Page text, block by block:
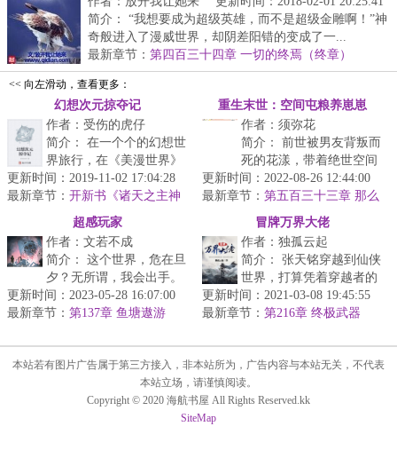
简介： “我想要成为超级英雄，而不是超级金雕啊！”神
奇般进入了漫威世界，却阴差阳错的变成了一...
最新章节： 第四百三十四章 一切的终焉（终章）
<< 向左滑动，查看更多：
幻想次元掠夺记
作者：受伤的虎仔
简介： 在一个个的幻想世
界旅行，在《美漫世界》
里对抗外星人，在《龙
珠》的世界里与赛亚人并
肩作...
更新时间：2019-11-02 17:04:28
最新章节： 开新书《诸天之主神
重生末世：空间屯粮养崽崽
作者：须弥花
简介： 前世被男友背叛而
死的花漾，带着绝世空间
重生回了末世来临前，屯
粮养娃，手撕渣男绿茶。
<...
更新时间：2022-08-26 12:44:00
最新章节： 第五百三十三章 那么
久了，该嫁我了吧（大结局）
超感玩家
作者：文若不成
简介： 这个世界，危在旦
夕？无所谓，我会出手。
更新时间：2023-05-28 16:07:00
最新章节： 第137章 鱼塘遨游
冒牌万界大佬
作者：独孤云起
简介： 张天铭穿越到仙侠
世界，打算凭着穿越者的
金手指纵横天下。
更新时间：2021-03-08 19:45:55
最新章节： 第216章 终极武器
本站若有图片广告属于第三方接入，非本站所为，广告内容与本站无关，不代表
本站立场，请谨慎阅读。
Copyright © 2020 海航书屋 All Rights Reserved.kk
SiteMap